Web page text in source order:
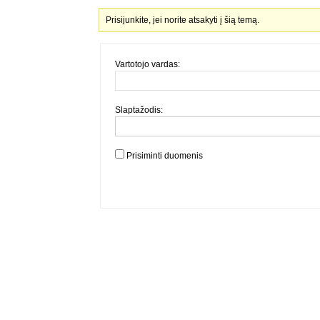
Prisijunkite, jei norite atsakyti į šią temą.
Vartotojo vardas:
Slaptažodis:
Prisiminti duomenis